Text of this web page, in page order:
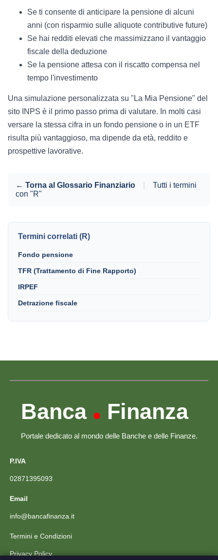
Se ti consente di anticipare la pensione di alcuni
anni (con risparmio sulle aliquote contributive future)
Se hai redditi elevati che massimizzano il vantaggio
fiscale della deduzione
Se la pensione attesa con il riscatto compensa nel
tempo l'investimento
Una simulazione personalizzata su "La Mia Pensione" del
sito INPS è il primo passo prima di valutare. In molti casi
versare la stessa cifra in un fondo pensione o in un ETF
risulta più vantaggioso, ma dipende da età, reddito e
prospettive lavorative.
← Torna al Glossario Finanziario
Tutti i termini
con "R"
Termini correlati (R)
Fondo pensione
TFR (Trattamento di Fine Rapporto)
IRPEF
Detrazione fiscale
Banca • Finanza
Portale dedicato al mondo delle Banche e delle Finanze.
P.IVA
02871395093
Email
info@bancafinanza.it
Termini e Condizioni
Privacy Policy